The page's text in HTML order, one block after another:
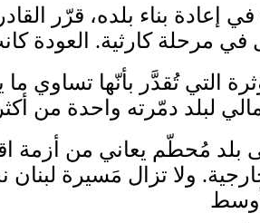
بلد مُحطّم يعاني من أزمة
ولا تزال مَسيرة